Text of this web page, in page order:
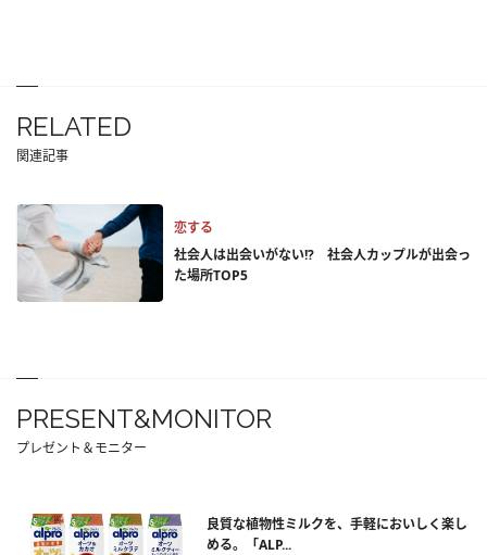
RELATED
関連記事
恋する
社会人は出会いがない!? 社会人カップルが出会っ
た場所TOP5
PRESENT&MONITOR
プレゼント＆モニター
良質な植物性ミルクを、手軽においしく楽し
める。「ALP...